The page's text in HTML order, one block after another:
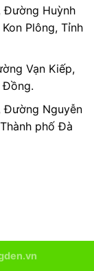
Đường Huỳnh
Plông, Tỉnh
Vạn Kiếp,
Đồng.
Đường Nguyễn
phố Đà